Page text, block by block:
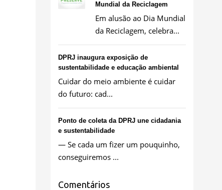
Mundial da Reciclagem
Em alusão ao Dia Mundial
da Reciclagem, celebra...
DPRJ inaugura exposição de
sustentabilidade e educação ambiental
Cuidar do meio ambiente é cuidar
do futuro: cad...
Ponto de coleta da DPRJ une cidadania
e sustentabilidade
— Se cada um fizer um pouquinho,
conseguiremos ...
Comentários